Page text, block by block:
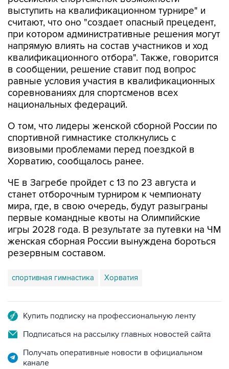
выступить на квалификационном турнире" и
считают, что оно "создает опасный прецедент,
при котором административные решения могут
напрямую влиять на состав участников и ход
квалификационного отбора". Также, говорится
в сообщении, решение ставит под вопрос
равные условия участия в квалификационных
соревнованиях для спортсменов всех
национальных федераций.
О том, что лидеры женской сборной России по
спортивной гимнастике столкнулись с
визовыми проблемами перед поездкой в
Хорватию, сообщалось ранее.
ЧЕ в Загребе пройдет с 13 по 23 августа и
станет отборочным турниром к чемпионату
мира, где, в свою очередь, будут разыграны
первые командные квоты на Олимпийские
игры 2028 года. В результате за путевки на ЧМ
женская сборная России вынуждена бороться
резервным составом.
спортивная гимнастика Хорватия
Купить подписку на профессиональную ленту
Подписаться на рассылку главных новостей сайта
Получать оперативные новости в официальном
канале